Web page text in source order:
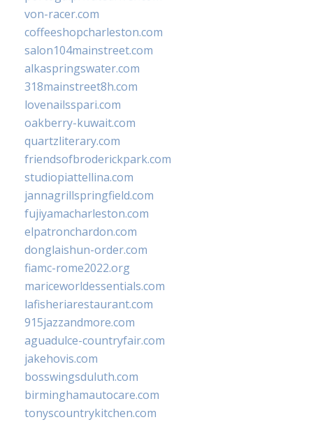
von-racer.com
coffeeshopcharleston.com
salon104mainstreet.com
alkaspringswater.com
318mainstreet8h.com
lovenailsspari.com
oakberry-kuwait.com
quartzliterary.com
friendsofbroderickpark.com
studiopiattellina.com
jannagrillspringfield.com
fujiyamacharleston.com
elpatronchardon.com
donglaishun-order.com
fiamc-rome2022.org
mariceworldessentials.com
lafisheriarestaurant.com
915jazzandmore.com
aguadulce-countryfair.com
jakehovis.com
bosswingsduluth.com
birminghamautocare.com
tonyscountrykitchen.com